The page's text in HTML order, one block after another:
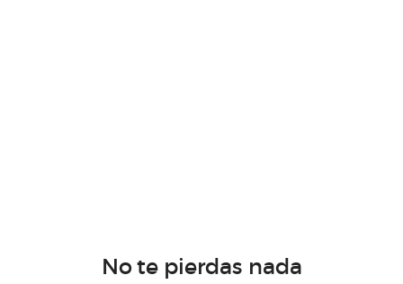
No te pierdas nada